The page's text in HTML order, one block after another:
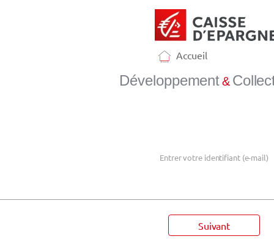
Accueil
Développement&
Entrer votre identifiant (e-mail)